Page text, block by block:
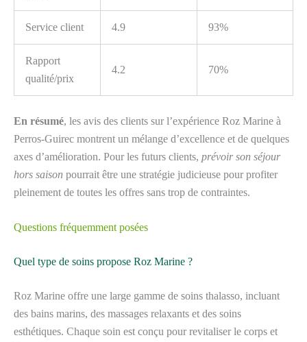
Service client 4.9 93%
Rapport
qualité/prix
4.2 70%
En résumé, les avis des clients sur l’expérience Roz Marine à
Perros-Guirec montrent un mélange d’excellence et de quelques
axes d’amélioration. Pour les futurs clients, prévoir son séjour
hors saison pourrait être une stratégie judicieuse pour profiter
pleinement de toutes les offres sans trop de contraintes.
Questions fréquemment posées
Quel type de soins propose Roz Marine ?
Roz Marine offre une large gamme de soins thalasso, incluant
des bains marins, des massages relaxants et des soins
esthétiques. Chaque soin est conçu pour revitaliser le corps et